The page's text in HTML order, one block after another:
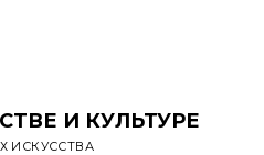
И КУЛЬТУРЕ
ИСКУССТВА